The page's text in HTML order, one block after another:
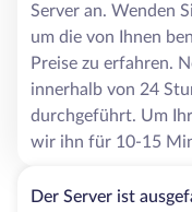
Server an. Wenden
um die von Ihnen
Preise zu erfahren.
innerhalb von 24
durchgeführt. Um
wir ihn für 10-15
Der Server ist